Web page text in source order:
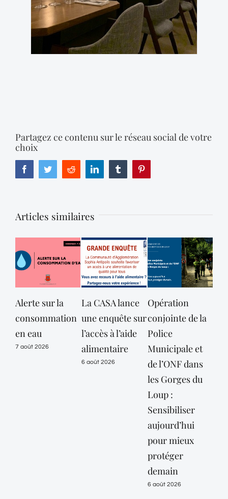
Partagez ce contenu sur le réseau social de votre
choix
FacebookTwitterReddit LinkedIn Tumblr
Articles similaires
Alerte sur la
consommation
en eau
7 août 2026
La CASA lance
une enquête sur
l’accès à l’aide
alimentaire
6 août 2026
Opération
conjointe de la
Police
Municipale et
de l’ONF dans
les Gorges du
Loup :
Sensibiliser
aujourd’hui
pour mieux
protéger
demain
6 août 2026